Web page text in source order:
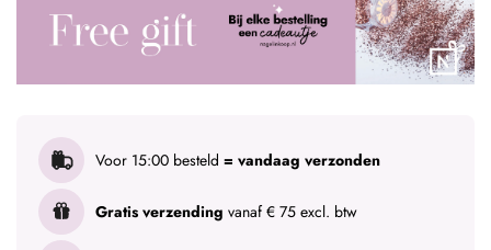
Voor 15:00 besteld = vandaag verzonden
Gratis verzending vanaf € 75 excl. btw